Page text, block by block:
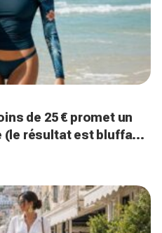
de 25 € promet un
(le résultat est bluffant